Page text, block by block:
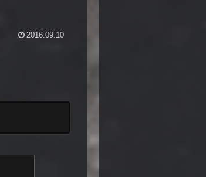
2016.09.10